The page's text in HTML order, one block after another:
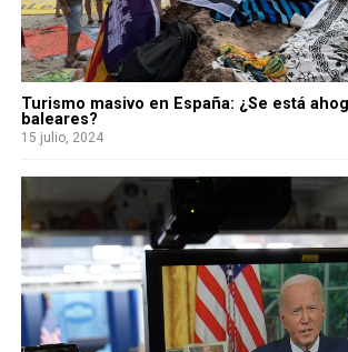
Turismo masivo en España: ¿Se está
baleares?
15 julio, 2024